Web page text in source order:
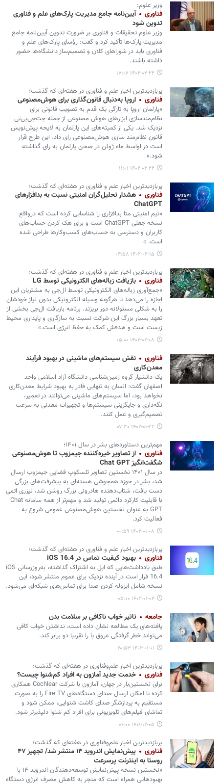
وزیر علوم:
فناوری
آیین‌نامه جامع مدیریت پارک‌های علم و فناوری
تدوین شود
وزیر علوم تحقیقات و فناوری بر ضرورت تدوین آیین‌نامه جامع
مدیریت پارک‌ها تأکید کرد و گفت: رؤسای پارک‌های علم و
فناوری باید در شوراهای کلان و تصمیم‌ساز دانشگاه‌ها حضور
داشته باشند.
۱۴۰۲-۰۲-۲۲ ۱۷:۰۷
پربازدیدترین اخبار علم و فناوری در هفته‌ای که گذشت؛
فناوری اروپا به‌دنبال قانون‌گذاری برای هوش‌مصنوعی
«پارلمان اروپا به تازگی یک قدم به تصویب قانونی برای
نظام‌مندسازی ابزارهای هوش مصنوعی از جمله چت‌جی‌پی‌تی
نزدیک شد. یکی از کمیته‌های این پارلمان به لایحه پیش‌نویس
قانون نظام‌مند سازی هوش‌مصنوعی رای داد. این طرح قرار
است در اواسط ماه ژوئن در صحن پارلمان به رای گذاشته
شود.»
۱۴۰۲-۰۲-۲۲ ۱۱:۰۱
پربازدیدترین اخبار علم و فناوری در هفته‌ای که گذشت؛
فناوری
هشدار تحلیل‌گران امنیتی نسبت به بدافزارهای
ChatGPT
«تیم امنیتی متا بدافزاری را شناسایی کرده است که درواقع
نسخه‌ جعلی ChatGPT است و برای هک کردن حساب‌های
کاربران و دسترسی به حساب‌های کسب‌وکارها طراحی شده
است. »
۱۴۰۲-۰۲-۱۵ ۰۴:۵۸
پربازدیدترین اخبار علم و فناوری در هفته‌ای که گذشت؛
فناوری بازیافت زباله‌های الکترونیکی توسط LG
«جمع‌آوری زباله‌های الکترونیکی توسط ال‌جی به مشتریان این
اجازه را می‌دهد تا هرگونه وسیله الکترونیکی بدون نیاز خودشان
را به شکلی مسئولانه دور بریزند. برنامه بازیافت ال‌جی بخشی از
تعهد بسیار بزرگ این شرکت نسبت به سازگاری و پایداری محیط
زیست است و هدفش کمک به حفظ انرژی است.»
۱۴۰۲-۰۲-۰۸ ۰۵:۰۰
فناوری
نقش سیستم‌های ماشینی در بهبود فرآیند
معدن‌کاری
یک دانشیار گروه زمین‌شناسی دانشگاه آزاد اسلامی واحد
اصفهان گفت: انسان به تنهایی قادر به بهبود شرایط معدن‌کاری
نخواهد بود، اما سیستم‌های ماشینی می‌توانند در تعمیر،
نگه‌داری و جایگزینی سیستم‌ها و تجهیزات معدنی به سرعت
تصمیم‌گیری و عمل کنند.
۱۴۰۲-۰۱-۲۲ ۰۷:۳۰
مهم‌ترین دستاوردهای بشر در سال ۱۴۰۱؛
فناوری
از تصاویر خیره‌کننده جیمزوب تا هوش‌مصنوعی
شگفت‌انگیز Chat GPT
در سال ۱۴۰۱ نخستین تصاویر تلسکوپ فضایی جیمزوب ارسال
شد، بشر در حوزه همجوشی هسته‌ای به پیشرفت‌های بزرگی
دست‌ یافت، شتاب‌دهنده هادرونی بزرگ روشن شد، لیزری اتمی
با قابلیت کارکرد دائمی تولید شد و مهم‌تر از همه سامانه Chat
GPT به عنوان نخستین هوش‌مصنوعی عمومی شروع به
فعالیت کرد.
۱۴۰۲-۰۱-۰۸ ۰۰:۵۹
پربازدیدترین اخبار علم و فناوری در هفته‌ای که گذشت؛
فناوری بهبود کیفیت تماس در iOS 16.4
طبق یادداشت‌هایی که اپل به اشتراک گذاشته، به‌روزرسانی iOS
16.4 قرار است در آینده نزدیک برای عموم منتشر شود، این
نسخه شامل ایزوله کردن صدا برای تماس‌های شبکه‌ای می‌شود.
۱۴۰۲-۰۱-۰۴ ۰۵:۰۰
جامعه تاثیر خواب ناکافی بر سلامت بدن
یافته‌های یک مطالعه نشان داده است، نداشتن خواب کافی
می‌تواند خطر گرفتگی عروق پا را تقریبا دو برابر کند.
۱۴۰۲-۰۱-۰۱ ۲۰:۵۳
پربازدیدترین اخبار علم‌وفناوری در هفته‌ای که گذشت؛
فناوری خدمت جدید آمازون به افراد کم‌شنوا چیست؟
برای نخستین‌بار در جهان، آمازون با شرکت Cochlear همکاری
کرده تا امکان ارسال صدای دستگاه‌های Fire TV را به صورت
مستقیم به پردازشگر صدای کاشت شنوایی، ممکن شود و
تماشای فیلم‌های تلویزیونی برای افراد کم شنوا دلپذیرتر شود.
۱۴۰۱-۱۲-۰۵ ۰۶:۰۰
پربازدیدترین اخبار علم‌وفناوری در هفته‌ای که گذشت؛
فناوری
پیش‌نمایش اندروید ۱۴ منتشر شد/ تجهیز ۴۷
روستا به اینترنت پرسرعت
«نخستین نسخه پیش‌نمایش توسعه‌دهندگان اندروید ۱۴ با
بهبودهایی همراه است که منجر به کاهش مصرف انرژی دستگاه